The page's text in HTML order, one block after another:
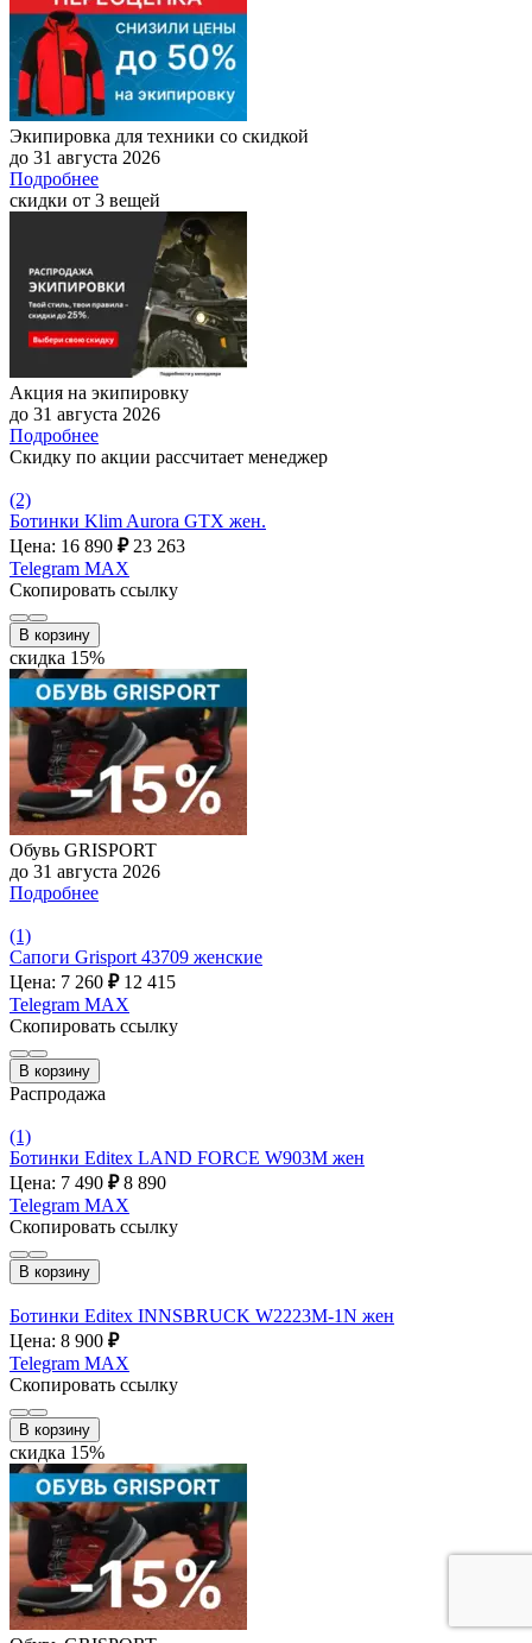
Экипировка для техники со скидкой
до 31 августа 2026
Подробнее
скидки от 3 вещей
Акция на экипировку
до 31 августа 2026
Подробнее
Скидку по акции рассчитает менеджер
(2)
Ботинки Klim Aurora GTX жен.
Цена: 16 890 ₽ 23 263
Telegram MAX
Скопировать ссылку
В корзину
скидка 15%
Обувь GRISPORT
до 31 августа 2026
Подробнее
(1)
Сапоги Grisport 43709 женские
Цена: 7 260 ₽ 12 415
Telegram MAX
Скопировать ссылку
В корзину
Распродажа
(1)
Ботинки Editex LAND FORCE W903M жен
Цена: 7 490 ₽ 8 890
Telegram MAX
Скопировать ссылку
В корзину
Ботинки Editex INNSBRUCK W2223M-1N жен
Цена: 8 900 ₽
Telegram MAX
Скопировать ссылку
В корзину
скидка 15%